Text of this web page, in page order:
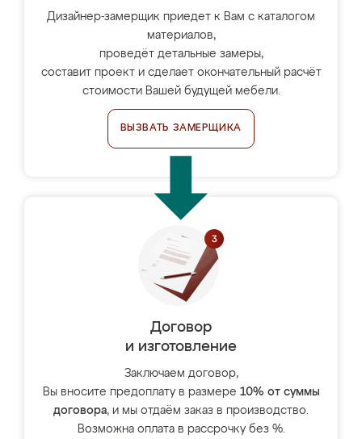
Дизайнер-замерщик приедет к Вам с каталогом
материалов,
проведёт детальные замеры,
составит проект и сделает окончательный расчёт
стоимости Вашей будущей мебели.
ВЫЗВАТЬ ЗАМЕРЩИКА
Договор
и изготовление
Заключаем договор,
Вы вносите предоплату в размере 10% от суммы
договора, и мы отдаём заказ в производство.
Возможна оплата в рассрочку без %.